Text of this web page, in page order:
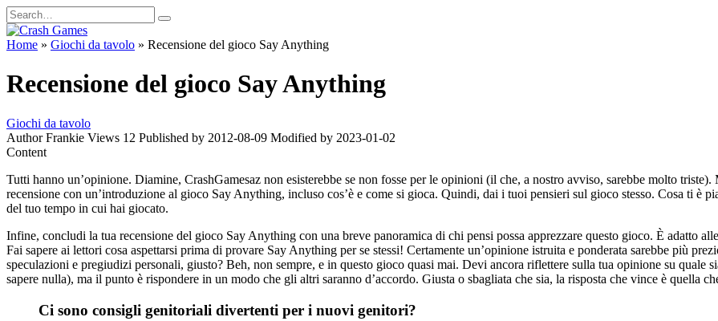
Skip
to
content
Search
for:
Home » Giochi da tavolo » Recensione del gioco Say Anything
Recensione del gioco Say Anything
Giochi da tavolo
Author Frankie Views 12 Published by 2012-08-09 Modified by 2023-01-02
Content
Tutti hanno un’opinione. Diamine, CrashGamesaz non esisterebbe se non fosse per le opinioni (il che, a nostro avviso, sarebbe molto
recensione con un’introduzione al gioco Say Anything, incluso cos’è e come si gioca. Quindi, dai i tuoi pensieri sul gioco stesso. Cosa ti è
del tuo tempo in cui hai giocato.
Infine, concludi la tua recensione del gioco Say Anything con una breve panoramica di chi pensi possa apprezzare questo gioco. È adatto
Fai sapere ai lettori cosa aspettarsi prima di provare Say Anything per se stessi! Certamente un’opinione istruita e ponderata sarebbe più
speculazioni e pregiudizi personali, giusto? Beh, non sempre, e in questo gioco quasi mai. Devi ancora riflettere sulla tua opinione su quale
sapere nulla), ma il punto è rispondere in un modo che gli altri saranno d’accordo. Giusta o sbagliata che sia, la risposta che vince è quella
Ci sono consigli genitoriali divertenti per i nuovi genitori?